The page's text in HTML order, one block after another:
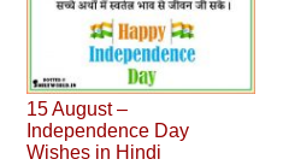
15 August –
Independence Day
Wishes in Hindi